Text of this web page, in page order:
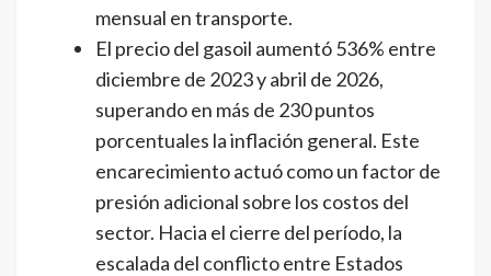
mensual en transporte.
El precio del gasoil aumentó 536% entre
diciembre de 2023 y abril de 2026,
superando en más de 230 puntos
porcentuales la inflación general. Este
encarecimiento actuó como un factor de
presión adicional sobre los costos del
sector. Hacia el cierre del período, la
escalada del conflicto entre Estados